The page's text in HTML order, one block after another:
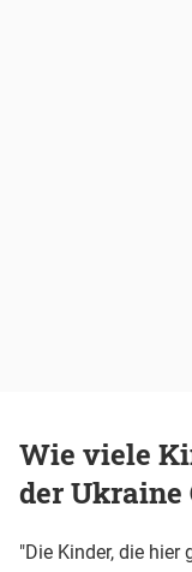
Wie viele
der Ukraine
"Die Kinder, die